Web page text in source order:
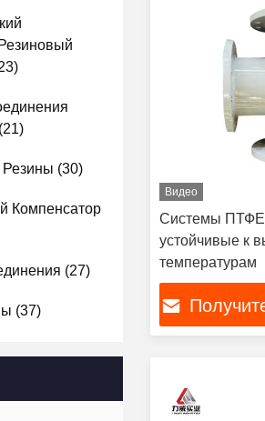
(21)
Резины (30)
Компенсатор
(27)
(37)
Видео
Системы ПТФЕ
устойчивые к
температурам